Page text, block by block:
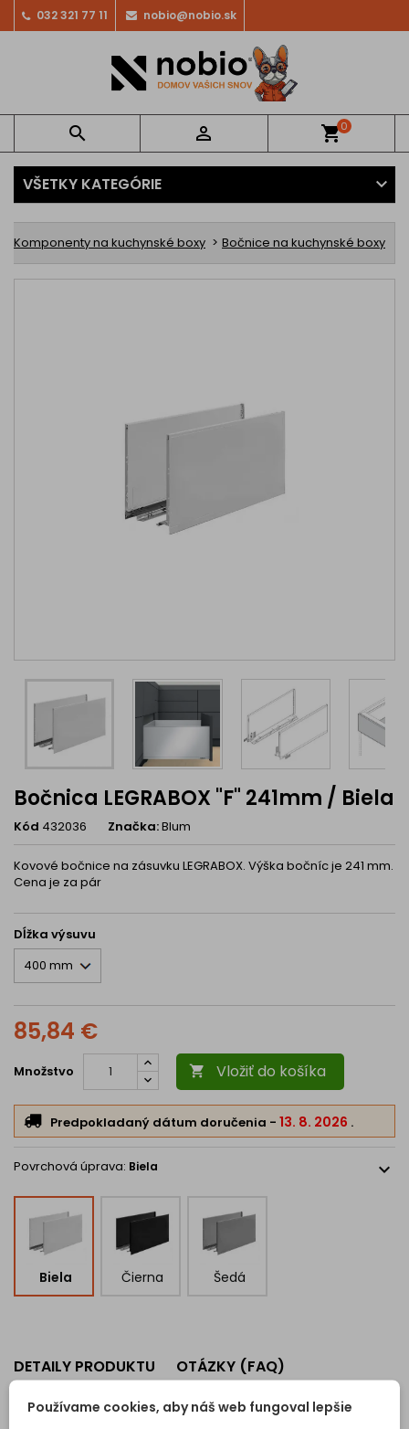
032 321 77 11 nobio@nobio.sk
  shopping_cart0
VŠETKY KATEGÓRIE
Komponenty na kuchynské boxy Bočnice na kuchynské boxy
Bočnica LEGRABOX "F" 241mm / Biela
Kód 432036 Značka:Blum
Kovové bočnice na zásuvku LEGRABOX. Výška bočníc je 241 mm.
Cena je za pár
Dĺžka výsuvu
85,84 €
Množstvo  Vložiť do košíka
Predpokladaný dátum doručenia - 13. 8. 2026 .
Povrchová úprava: Biela expand_more
Biela Čierna Šedá
DETAILY PRODUKTU OTÁZKY (FAQ)
Používame cookies, aby náš web fungoval lepšie